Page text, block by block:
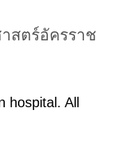
สตร์อัครราช
hospital. All